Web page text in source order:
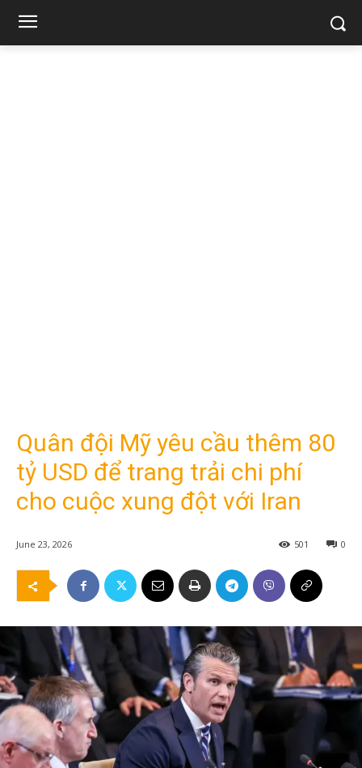
Quân đội Mỹ yêu cầu thêm 80
tỷ USD để trang trải chi phí
cho cuộc xung đột với Iran
June 23, 2026 0
501